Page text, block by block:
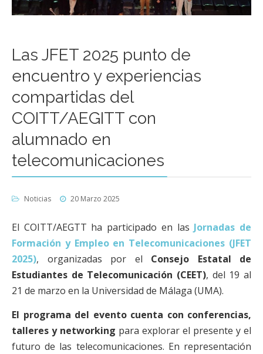
Las JFET 2025 punto de
encuentro y experiencias
compartidas del
COITT/AEGITT con
alumnado en
telecomunicaciones
Noticias 20 Marzo 2025
El COITT/AEGTT ha participado en lasJornadas de
Formación y Empleo en Telecomunicaciones (JFET
2025), organizadas por el Consejo Estatal de
Estudiantes de Telecomunicación (CEET), del 19 al
21 de marzo en la Universidad de Málaga (UMA).
El programa del evento cuenta con conferencias,
talleres y networking para explorar el presente y el
futuro de las telecomunicaciones. En representación